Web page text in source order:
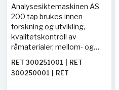
Analysesiktemaskinen AS
200 tap brukes innen
forskning og utvikling,
kvalitetskontroll av
råmaterialer, mellom- og
produksjonsovervåking.
Dens bankebevegelse er
RET 300251001
RET
300250001
RET